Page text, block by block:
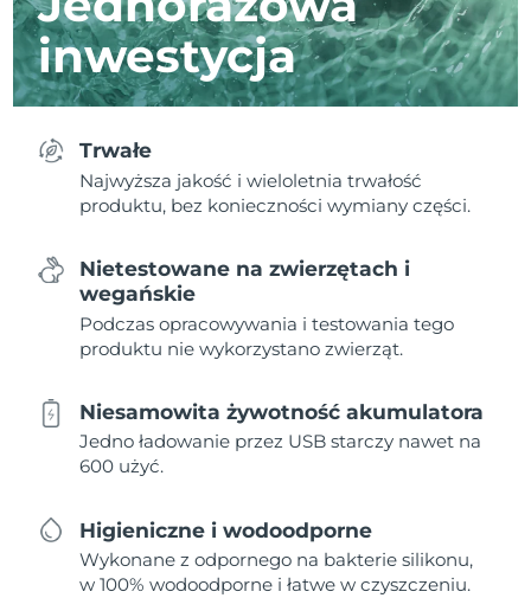
inwestycja
Trwałe
Najwyższa jakość i wieloletnia trwałość
produktu, bez konieczności wymiany części.
Nietestowane na zwierzętach i
wegańskie
Podczas opracowywania i testowania tego
produktu nie wykorzystano zwierząt.
Niesamowita żywotność akumulatora
Jedno ładowanie przez USB starczy nawet na
600 użyć.
Higieniczne i wodoodporne
Wykonane z odpornego na bakterie silikonu,
w 100% wodoodporne i łatwe w czyszczeniu.